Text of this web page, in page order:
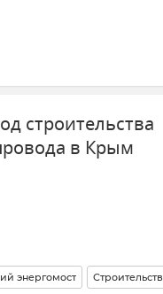
строительства
в Крым
энергомост